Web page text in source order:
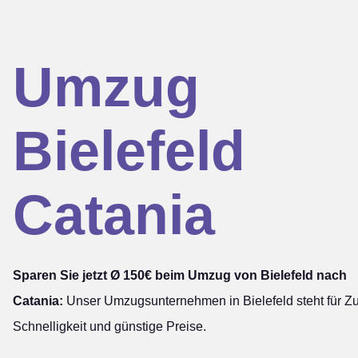
Umzug
Bielefeld
Catania
Sparen Sie jetzt Ø 150€ beim Umzug von Bielefeld nach
Catania: Unser Umzugsunternehmen in Bielefeld steht für
Schnelligkeit und günstige Preise.